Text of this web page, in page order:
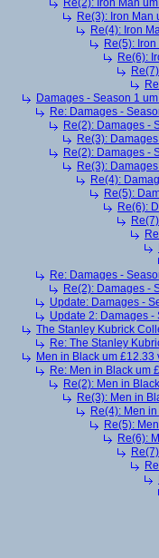
Re(2): Iron Man
Re(3): Iron Man
Re(4): Iron
Re(5):
Re(6):
Damages - Season 1
Re: Damages -
Re(2): Damages -
Re(3):
Re(2): Damages -
Re(3):
Re(4):
Re(5):
Re(6):
Re: Damages -
Re(2): Damages -
Update: Damages -
Update 2: Damages -
The Stanley Kubrick
Re: The Stanley
Men in Black um £12.33
Re: Men in Black um
Re(2): Men in
Re(3): Men in
Re(4): Men
Re(5):
Re(6):